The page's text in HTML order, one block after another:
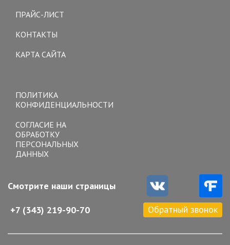
ПРАЙС-ЛИСТ
КОНТАКТЫ
КАРТА САЙТА
ПОЛИТИКА
КОНФИДЕНЦИАЛЬНОСТИ
СОГЛАСИЕ НА
ОБРАБОТКУ
ПЕРСОНАЛЬНЫХ
ДАННЫХ
Смотрите наши страницы
+7 (343) 219-90-70 Обратный звонок